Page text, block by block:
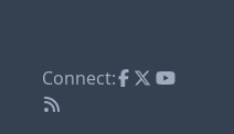
Connect: